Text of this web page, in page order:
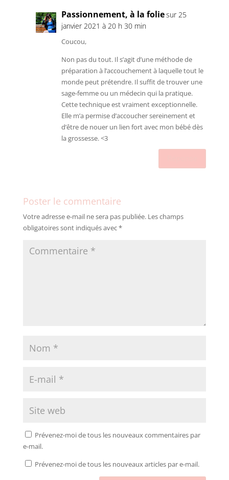
Passionnement, à la foliesur 25
janvier 2021 à 20 h 30 min
Coucou,
Non pas du tout. Il s’agit d’une méthode de
préparation à l’accouchement à laquelle tout le
monde peut prétendre. Il suffit de trouver une
sage-femme ou un médecin qui la pratique.
Cette technique est vraiment exceptionnelle.
Elle m’a permise d’accoucher sereinement et
d’être de nouer un lien fort avec mon bébé dès
la grossesse. <3
Poster le commentaire
Votre adresse e-mail ne sera pas publiée. Les champs
obligatoires sont indiqués avec*
Prévenez-moi de tous les nouveaux commentaires par
e-mail.
Prévenez-moi de tous les nouveaux articles par e-mail.